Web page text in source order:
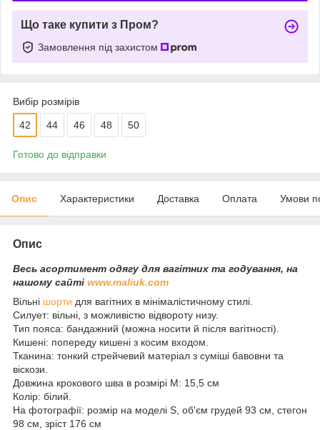
Що таке купити з Пром?
Замовлення під захистом
Вибір розмірів
42 44 46 48 50
Готово до відправки
Опис Характеристики Доставка Оплата Умови
Опис
Весь асортимент одягу для вагітних та годування, на
нашому сайті www.maliuk.com
Вільні шорти для вагітних в мінімалістичному стилі.
Силует: вільні, з можливістю відвороту низу.
Тип пояса: бандажний (можна носити й після вагітності).
Кишені: попереду кишені з косим входом.
Тканина: тонкий стрейчевий матеріал з суміші бавовни та
віскози.
Довжина крокового шва в розмірі М: 15,5 см
Колір: білий.
На фотографії: розмір на моделі S, об'єм грудей 93 см, стегон
98 см, зріст 176 см